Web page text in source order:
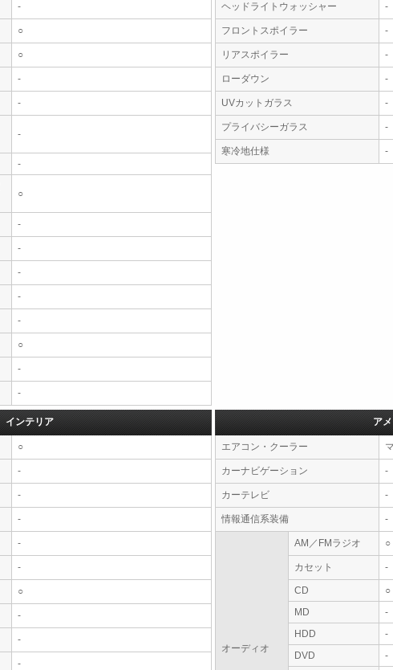
-
○
○
-
-
-
-
○
-
-
-
-
-
○
-
-
ヘッドライトウォッシャー -
フロントスポイラー -
リアスポイラー -
ローダウン -
UVカットガラス -
プライバシーガラス -
寒冷地仕様 -
インテリア
○
-
-
-
-
-
○
-
-
-
ア
エアコン・クーラー
カーナビゲーション -
カーテレビ -
情報通信系装備 -
オーディオ
AM／FMラジオ ○
カセット -
CD
○
MD
-
HDD
-
DVD
-